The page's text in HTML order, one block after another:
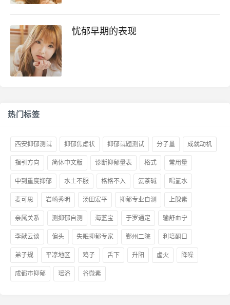
忧郁早期的表现
热门标签
西安抑郁测试 抑郁焦虑状 抑郁试题测试 分子量 成就动机
指引方向 简体中文版 诊断抑郁量表 格式 常用量
中到重度抑郁 水土不服 格格不入 氨茶碱 喝氢水
麦可思 岩崎秀明 汤田宏平 抑郁专业自测 上腺素
亲属关系 测抑郁自测 海蓝宝 于罗通定 输舒血宁
李献云谈 偏头 失眠抑郁专家 鄞州二院 利培酮口
弟子规 平凉地区 鸡子 舌下 升阳 虚火 降噪
成都市抑郁 瑶浴 谷微素